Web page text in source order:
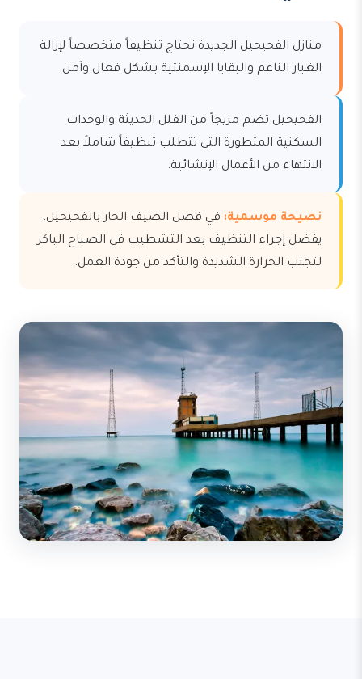
منازل الفحيحيل الجديدة تحتاج تنظيفاً متخصصاً لإزالة
الغبار الناعم والبقايا الإسمنتية بشكل فعال وآمن.
الفحيحيل تضم مزيجاً من الفلل الحديثة والوحدات
السكنية المتطورة التي تتطلب تنظيفاً شاملاً بعد
الانتهاء من الأعمال الإنشائية.
نصيحة موسمية: في فصل الصيف الحار بالفحيحيل،
يفضل إجراء التنظيف بعد التشطيب في الصباح الباكر
لتجنب الحرارة الشديدة والتأكد من جودة العمل.